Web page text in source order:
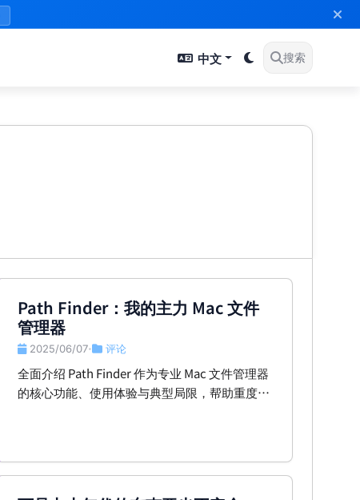
中文 搜索
Path Finder：我的主力 Mac 文件
管理器
2025/06/07• 评论
全面介绍 Path Finder 作为专业 Mac 文件管理器
的核心功能、使用体验与典型局限，帮助重度用